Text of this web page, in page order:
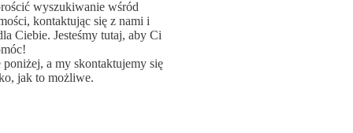
wyszukiwanie wśród
kontaktując się z nami i
Ciebie. Jesteśmy tutaj, aby Ci
a my skontaktujemy się
jak to możliwe.